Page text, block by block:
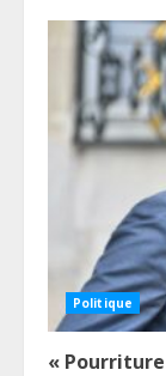
Politique
«